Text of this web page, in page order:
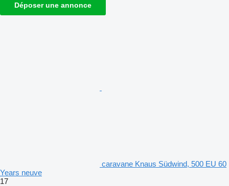
Déposer une annonce
caravane Knaus Südwind, 500 EU 60
Years neuve
17